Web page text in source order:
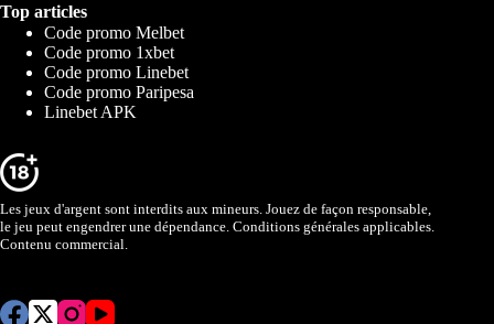
Top articles
Code promo Melbet
Code promo 1xbet
Code promo Linebet
Code promo Paripesa
Linebet APK
Les jeux d'argent sont interdits aux mineurs. Jouez de façon responsable,
le jeu peut engendrer une dépendance. Conditions générales applicables.
Contenu commercial.